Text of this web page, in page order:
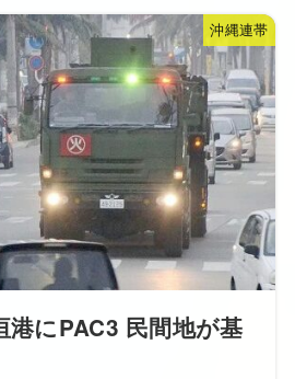
沖縄連帯
港にPAC3 民間地が基